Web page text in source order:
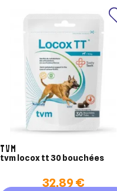
TVM
tvm locox tt 30 bouchées
32,89 €